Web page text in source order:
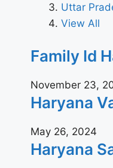
Uttar
View All
Family Id
November 23,
Haryana
May 26, 2024
Haryana